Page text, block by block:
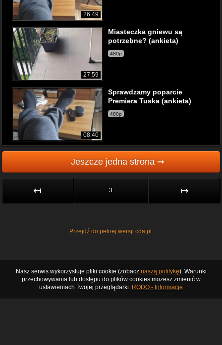
26:49
27:59
Miasteczka gniewu są
potrzebne? (ankieta)
480p
08:40
Sprawdzamy poparcie
Premiera Tuska (ankieta)
480p
Jeszcze jedna strona ➞
↤ 3 ↦
Przejdź do pełnej wersji cda.pl
Nasz serwis wykorzystuje pliki cookie (zobacz naszą politykę). Warunki
przechowywania lub dostępu do plików cookies możesz zmienić w
ustawieniach Twojej przeglądarki. RODO - Informacje